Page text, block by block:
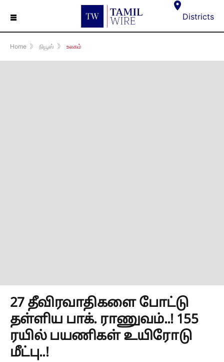
☰ Districts
Home 》 நியூஸ் 》 உலகம்
27 தீவிரவாதிகளை போட்டு
தள்ளிய பாக். ராணுவம்..! 155
ரயில் பயணிகள் உயிரோடு
மீட்பு..!